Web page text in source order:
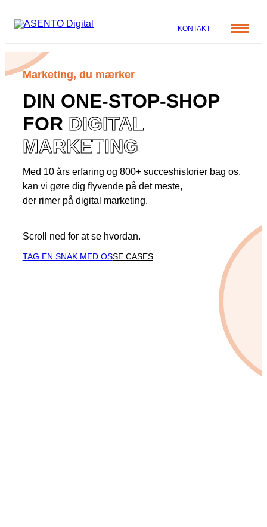
KONTAKT
Cases
Specialer
ORGANIC SEARCH
SEO
GEO
Programmatic SEO
FÅ KORTLAGT DIN AI SYNLIGHED
PAID SOCIAL
Meta annoncering
Viden
Blog
Webinar
Whitepapers
Om os
Mød teamet
Karriere
Nyhedsbrev
Marketing, du mærker
DIN ONE-STOP-SHOP
FOR DIGITAL
MARKETING
Med 10 års erfaring og 800+ succeshistorier bag os,
kan vi gøre dig flyvende på det meste,
der rimer på digital marketing.
Scroll ned for at se hvordan.
TAG EN SNAK MED OSSE CASES